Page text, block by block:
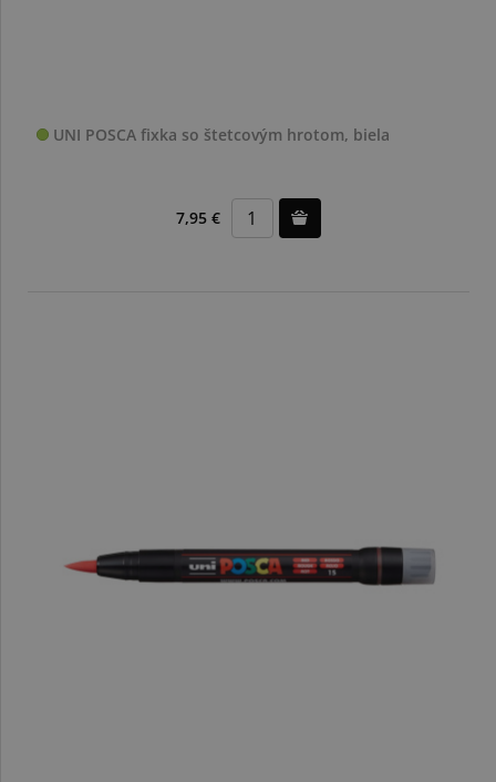
UNI POSCA fixka so štetcovým hrotom, biela
7,95 €